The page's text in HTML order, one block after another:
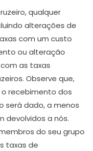
qualquer
alterações de
com um custo
ou alteração
as taxas
Observe que,
recebimento dos
será dado, a menos
devolvidos a nós.
do seu grupo
taxas de